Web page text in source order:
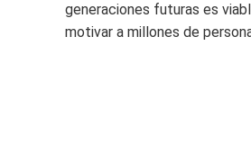
generaciones futuras es
motivar a millones de